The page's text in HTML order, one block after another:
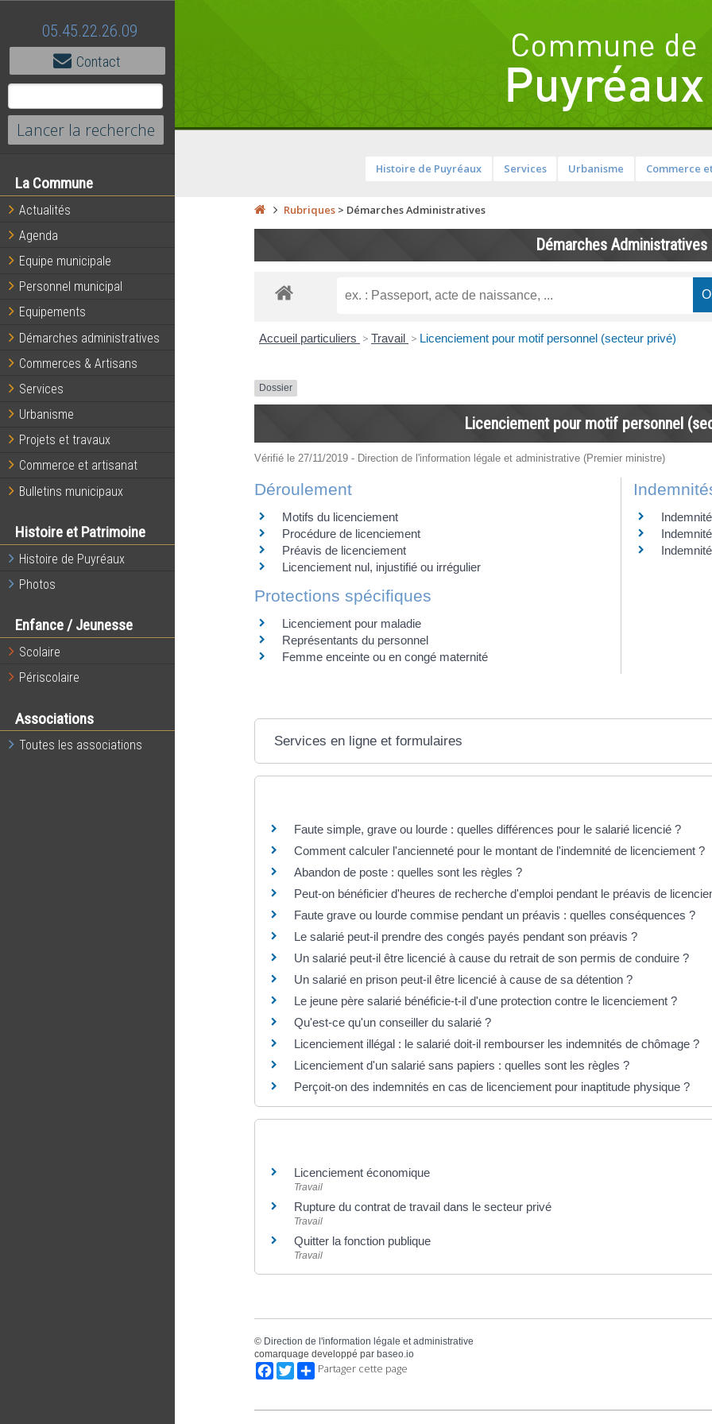
05.45.22.26.09
Contact
La Commune
Actualités
Agenda
Equipe municipale
Personnel municipal
Equipements
Démarches administratives
Commerces & Artisans
Services
Urbanisme
Projets et travaux
Commerce et artisanat
Bulletins municipaux
Histoire et Patrimoine
Histoire de Puyréaux
Photos
Enfance / Jeunesse
Scolaire
Périscolaire
Associations
Toutes les associations
Histoire de Puyréaux Services Urbanisme Commerce
Rubriques> Démarches Administratives
Démarches Administratives
Accueil particuliers > Travail > Licenciement pour motif personnel (secteur privé)
Dossier
Licenciement pour motif personnel
Vérifié le 27/11/2019 - Direction de l'information légale et administrative (Premier ministre)
Déroulement
Motifs du licenciement
Procédure de licenciement
Préavis de licenciement
Licenciement nul, injustifié ou irrégulier
Protections spécifiques
Licenciement pour maladie
Représentants du personnel
Femme enceinte ou en congé maternité
Services en ligne et formulaires
Faute simple, grave ou lourde : quelles différences pour le salarié licencié ?
Comment calculer l'ancienneté pour le montant de l'indemnité de licenciement ?
Abandon de poste : quelles sont les règles ?
Peut-on bénéficier d'heures de recherche d'emploi pendant le préavis de
Faute grave ou lourde commise pendant un préavis : quelles conséquences ?
Le salarié peut-il prendre des congés payés pendant son préavis ?
Un salarié peut-il être licencié à cause du retrait de son permis de conduire ?
Un salarié en prison peut-il être licencié à cause de sa détention ?
Le jeune père salarié bénéficie-t-il d'une protection contre le licenciement ?
Qu'est-ce qu'un conseiller du salarié ?
Licenciement illégal : le salarié doit-il rembourser les indemnités de chômage ?
Licenciement d'un salarié sans papiers : quelles sont les règles ?
Perçoit-on des indemnités en cas de licenciement pour inaptitude physique ?
Licenciement économique
Travail
Rupture du contrat de travail dans le secteur privé
Travail
Quitter la fonction publique
Travail
© Direction de l'information légale et administrative
comarquage developpé par baseo.io
Facebook
TwitterPartager cette page